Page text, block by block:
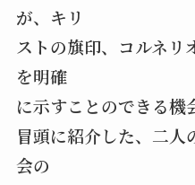
が、キリ
ストの旗印、コルネリ
を明確
に示すことのできる機
冒頭に紹介した、二
会の